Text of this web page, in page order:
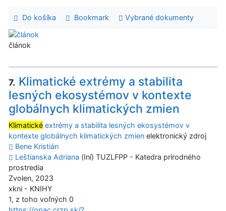
Do košíka Bookmark Vybrané dokumenty
článok
7. Klimatické extrémy a stabilita
lesných ekosystémov v kontexte
globálnych klimatických zmien
Klimatické extrémy a stabilita lesných ekosystémov v
kontexte globálnych klimatických zmien elektronický zdroj
Bene Kristián
Leštianska Adriana (Iní) TUZLFPP - Katedra prírodného
prostredia
Zvolen, 2023
xkni - KNIHY
1, z toho voľných 0